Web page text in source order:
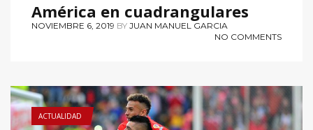
América en cuadrangulares
NOVIEMBRE 6, 2019 BY JUAN MANUEL GARCIA
NO COMMENTS
ACTUALIDAD